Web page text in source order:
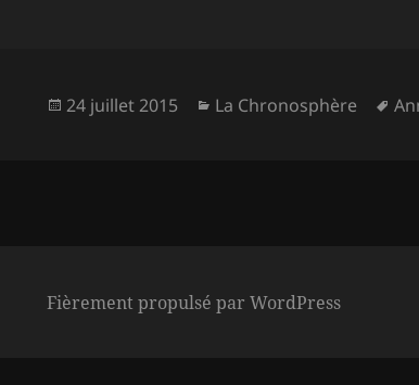
Publié
24 juillet 2015 Catégories
La Chronosphère
Fièrement propulsé par WordPress